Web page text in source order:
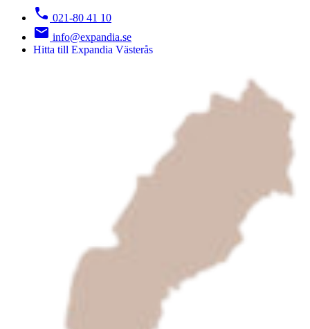
021-80 41 10
info@expandia.se
Hitta till Expandia Västerås